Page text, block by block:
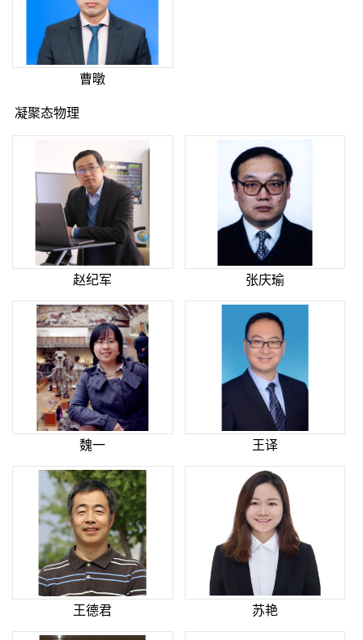
曹暾
凝聚态物理
赵纪军 张庆瑜
魏一 王译
王德君 苏艳